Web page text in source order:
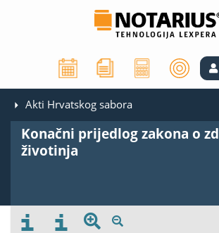
Akti Hrvatskog sabora
Konačni prijedlog zakona o
životinja